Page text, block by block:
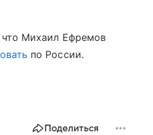
что Михаил Ефремов
по России.
Поделиться